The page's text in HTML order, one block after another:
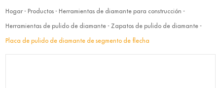
Hogar- Productos - Herramientas de diamante para construcción -
Herramientas de pulido de diamante - Zapatos de pulido de diamante -
Placa de pulido de diamante de segmento de flecha